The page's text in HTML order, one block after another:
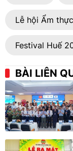
Lễ hội Ẩm
Festival Huế
BÀI LIÊN